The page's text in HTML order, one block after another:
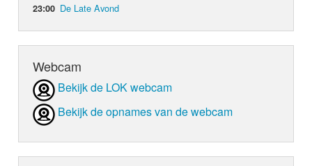
23:00 De Late Avond
Webcam
Bekijk de LOK webcam
Bekijk de opnames van de webcam